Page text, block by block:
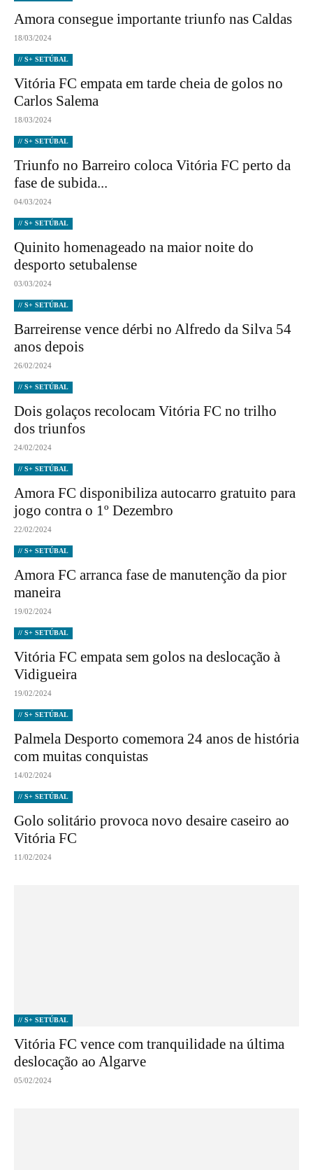
Amora consegue importante triunfo nas Caldas
18/03/2024
// S+ SETÚBAL
Vitória FC empata em tarde cheia de golos no
Carlos Salema
18/03/2024
// S+ SETÚBAL
Triunfo no Barreiro coloca Vitória FC perto da
fase de subida...
04/03/2024
// S+ SETÚBAL
Quinito homenageado na maior noite do
desporto setubalense
03/03/2024
// S+ SETÚBAL
Barreirense vence dérbi no Alfredo da Silva 54
anos depois
26/02/2024
// S+ SETÚBAL
Dois golaços recolocam Vitória FC no trilho
dos triunfos
24/02/2024
// S+ SETÚBAL
Amora FC disponibiliza autocarro gratuito para
jogo contra o 1º Dezembro
22/02/2024
// S+ SETÚBAL
Amora FC arranca fase de manutenção da pior
maneira
19/02/2024
// S+ SETÚBAL
Vitória FC empata sem golos na deslocação à
Vidigueira
19/02/2024
// S+ SETÚBAL
Palmela Desporto comemora 24 anos de história
com muitas conquistas
14/02/2024
// S+ SETÚBAL
Golo solitário provoca novo desaire caseiro ao
Vitória FC
11/02/2024
// S+ SETÚBAL
Vitória FC vence com tranquilidade na última
deslocação ao Algarve
05/02/2024